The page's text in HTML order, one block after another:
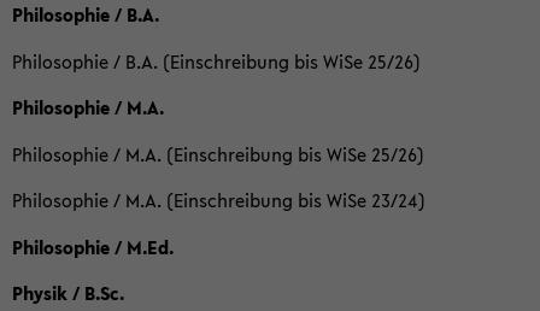
Philosophie / B.A.
Philosophie / B.A. (Einschreibung bis WiSe 25/26)
Philosophie / M.A.
Philosophie / M.A. (Einschreibung bis WiSe 25/26)
Philosophie / M.A. (Einschreibung bis WiSe 23/24)
Philosophie / M.Ed.
Physik / B.Sc.